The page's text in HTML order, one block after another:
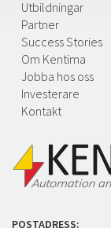
Utbildningar
Partner
Success Stories
Om Kentima
Jobba hos oss
Investerare
Kontakt
POSTADRESS: